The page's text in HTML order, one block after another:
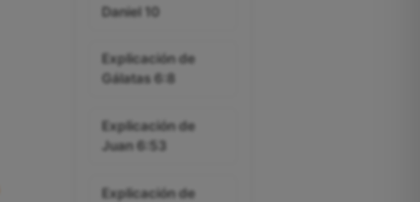
Daniel 10
Explicación de
Gálatas 6:8
Explicación de
Juan 6:53
Explicación de